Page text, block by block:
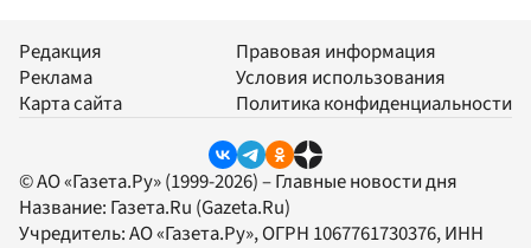
Редакция
Реклама
Карта сайта
Правовая информация
Условия использования
Политика конфиденциальности
© АО «Газета.Ру» (1999-2026) – Главные новости дня
Название: Газета.Ru (Gazeta.Ru)
Учредитель:АО «Газета.Ру», ОГРН 1067761730376, ИНН